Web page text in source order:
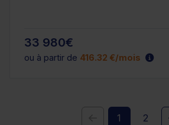
33 980€
ou à partir de 416.32 €/mois
1 2